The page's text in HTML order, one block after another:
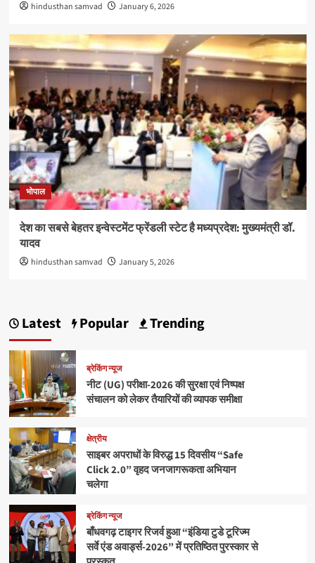
hindusthan samvad January 6, 2026
भोपाल
देश का सबसे बेहतर इन्वेस्टमेंट फ्रेंडली स्टेट है मध्यप्रदेश: मुख्यमंत्री डॉ.
यादव
hindusthan samvad January 5, 2026
Latest Popular Trending
ब्रेकिंग न्यूज
नीट (UG) परीक्षा-2026 की सुरक्षा एवं निष्पक्ष
संचालन को लेकर तैयारियों की व्यापक समीक्षा
क्षेत्रीय
साइबर अपराधों के विरुद्ध 15 दिवसीय “Safe
Click 2.0” वृहद जनजागरूकता अभियान
चलेगा
ब्रेकिंग न्यूज
बाँधवगढ़ टाइगर रिजर्व हुआ “इंडिया टुडे टूरिज्म
सर्वे एंड अवार्ड्स-2026” में प्रतिष्ठित पुरस्कार से